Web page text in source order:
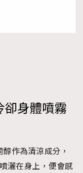
卻身體噴霧
作為清涼成分，
灑在身上，便會感